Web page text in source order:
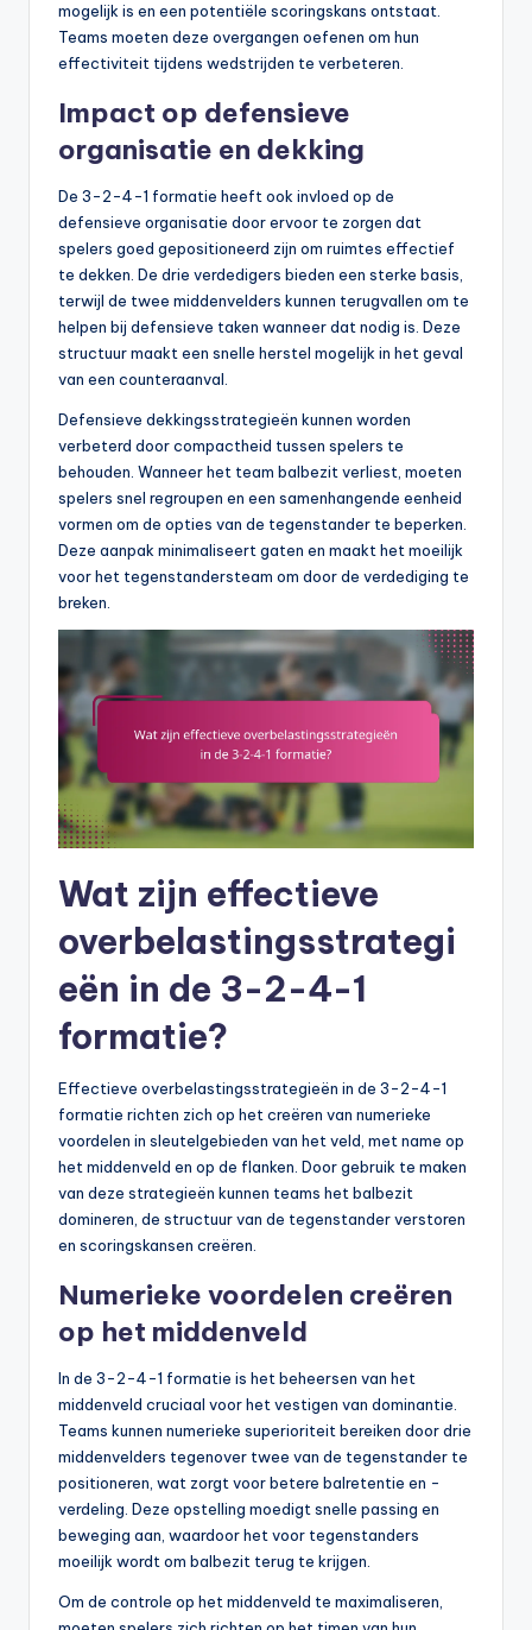
mogelijk is en een potentiële scoringskans ontstaat.
Teams moeten deze overgangen oefenen om hun
effectiviteit tijdens wedstrijden te verbeteren.
Impact op defensieve
organisatie en dekking
De 3-2-4-1 formatie heeft ook invloed op de
defensieve organisatie door ervoor te zorgen dat
spelers goed gepositioneerd zijn om ruimtes effectief
te dekken. De drie verdedigers bieden een sterke basis,
terwijl de twee middenvelders kunnen terugvallen om te
helpen bij defensieve taken wanneer dat nodig is. Deze
structuur maakt een snelle herstel mogelijk in het geval
van een counteraanval.
Defensieve dekkingsstrategieën kunnen worden
verbeterd door compactheid tussen spelers te
behouden. Wanneer het team balbezit verliest, moeten
spelers snel regroupen en een samenhangende eenheid
vormen om de opties van de tegenstander te beperken.
Deze aanpak minimaliseert gaten en maakt het moeilijk
voor het tegenstandersteam om door de verdediging te
breken.
Wat zijn effectieve
overbelastingsstrategi
eën in de 3-2-4-1
formatie?
Effectieve overbelastingsstrategieën in de 3-2-4-1
formatie richten zich op het creëren van numerieke
voordelen in sleutelgebieden van het veld, met name op
het middenveld en op de flanken. Door gebruik te maken
van deze strategieën kunnen teams het balbezit
domineren, de structuur van de tegenstander verstoren
en scoringskansen creëren.
Numerieke voordelen creëren
op het middenveld
In de 3-2-4-1 formatie is het beheersen van het
middenveld cruciaal voor het vestigen van dominantie.
Teams kunnen numerieke superioriteit bereiken door drie
middenvelders tegenover twee van de tegenstander te
positioneren, wat zorgt voor betere balretentie en -
verdeling. Deze opstelling moedigt snelle passing en
beweging aan, waardoor het voor tegenstanders
moeilijk wordt om balbezit terug te krijgen.
Om de controle op het middenveld te maximaliseren,